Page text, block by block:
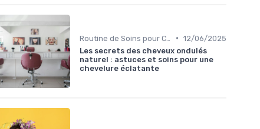
• 12/06/2025
Les secrets des cheveux ondulés
naturel : astuces et soins pour une
chevelure éclatante